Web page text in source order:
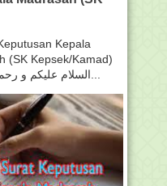
Kepala
(SK Kepsek/Kamad)